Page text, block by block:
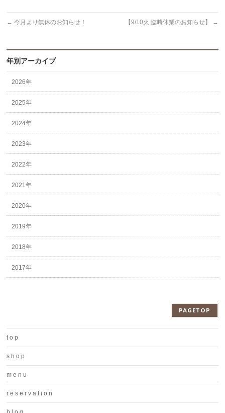
← 今月より無休のお知らせ！ 【9/10火 臨時休業のお知らせ】 →
年別アーカイブ
2026年
2025年
2024年
2023年
2022年
2021年
2020年
2019年
2018年
2017年
PAGETOP
t o p
s h o p
m e n u
r e s e r v a t i o n